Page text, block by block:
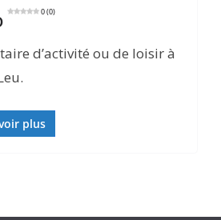
0 (0)
d’activité ou de loisir à
plus